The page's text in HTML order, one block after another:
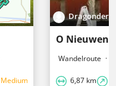
Medium
Dragonders
O
Wandelroute ·
6,87 km